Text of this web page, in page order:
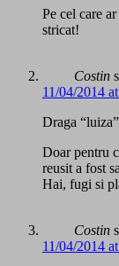
Pe cel care
stricat!
Costin
11/04/2014
Draga
Doar pentru
reusit a fost
Hai, fugi si
Costin
11/04/2014